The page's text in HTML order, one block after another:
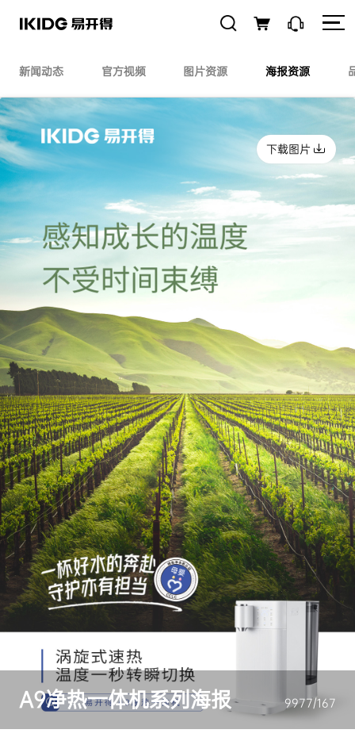
新闻动态 官方视频 图片资源 海报资源
下载图片
A9净热一体机系列海报 9977/167